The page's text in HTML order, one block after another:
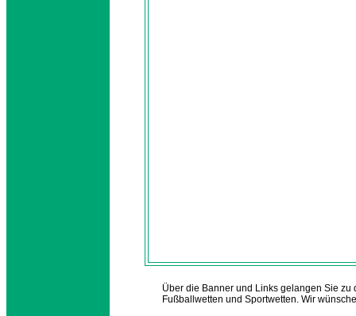
Über die Banner und Links gelangen Sie
Fußballwetten und Sportwetten. Wir